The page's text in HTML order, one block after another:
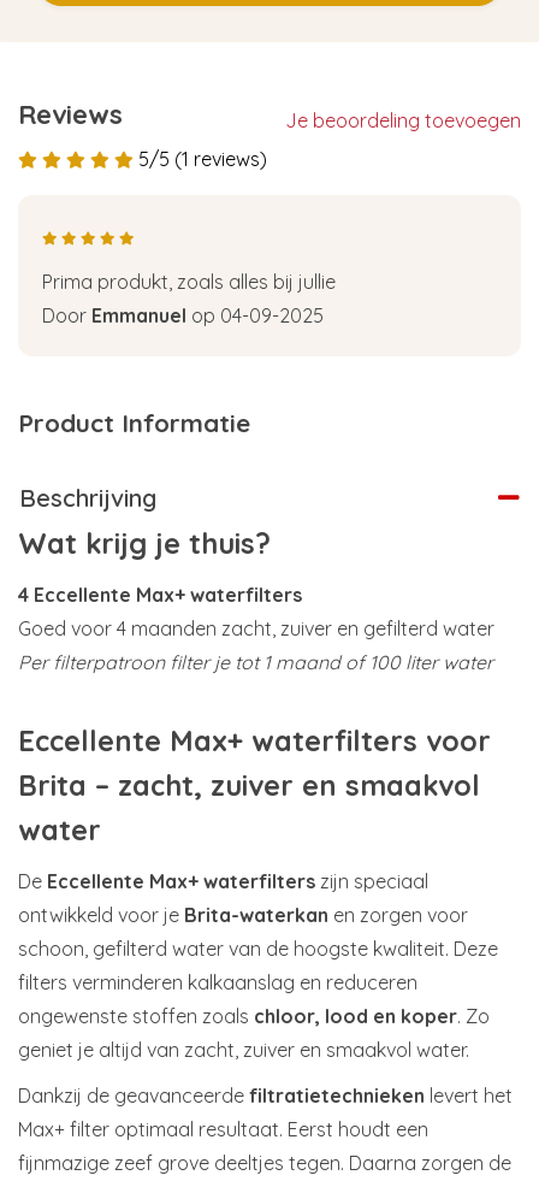
Reviews
Je beoordeling toevoegen
5/5 (1 reviews)
Prima produkt, zoals alles bij jullie
Door Emmanuel op 04-09-2025
Product Informatie
Beschrijving
Wat krijg je thuis?
4 Eccellente Max+ waterfilters
Goed voor 4 maanden zacht, zuiver en gefilterd water
Per filterpatroon filter je tot 1 maand of 100 liter water
Eccellente Max+ waterfilters voor
Brita – zacht, zuiver en smaakvol
water
De Eccellente Max+ waterfilters zijn speciaal
ontwikkeld voor je Brita-waterkan en zorgen voor
schoon, gefilterd water van de hoogste kwaliteit. Deze
filters verminderen kalkaanslag en reduceren
ongewenste stoffen zoals chloor, lood en koper. Zo
geniet je altijd van zacht, zuiver en smaakvol water.
Dankzij de geavanceerde filtratietechnieken levert het
Max+ filter optimaal resultaat. Eerst houdt een
fijnmazige zeef grove deeltjes tegen. Daarna zorgen de